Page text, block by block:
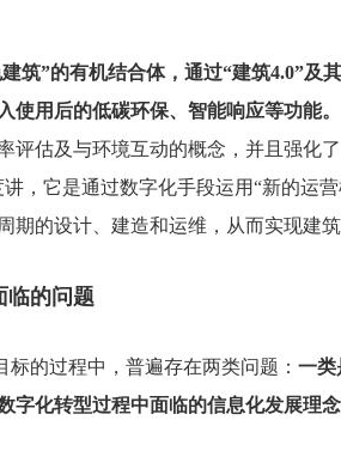
筑”的有机结合体，通过“建筑4.0”及
用后的低碳环保、智能响应等功能。
评估及与环境互动的概念，并且强化
，它是通过数字化手段运用“新的运
期的设计、建造和运维，从而实现建
临的问题
的过程中，普遍存在两类问题： 一类
字化转型过程中面临的信息化发展理